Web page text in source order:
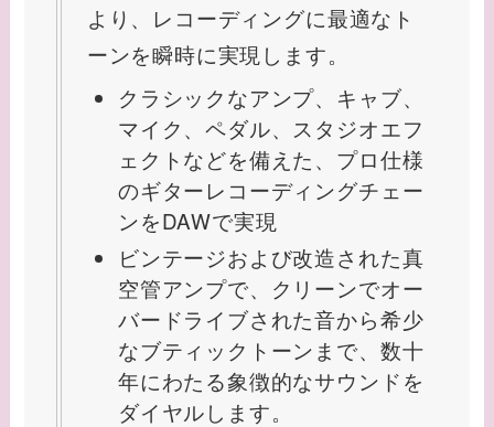
より、レコーディングに最適なト
ーンを瞬時に実現します。
クラシックなアンプ、キャブ、
マイク、ペダル、スタジオエフ
ェクトなどを備えた、プロ仕様
のギターレコーディングチェー
ンをDAWで実現
ビンテージおよび改造された真
空管アンプで、クリーンでオー
バードライブされた音から希少
なブティックトーンまで、数十
年にわたる象徴的なサウンドを
ダイヤルします。